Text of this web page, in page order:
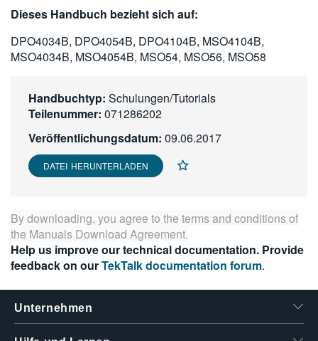
한국어
繁體中文
Dieses Handbuch bezieht sich auf:
DPO4034B, DPO4054B, DPO4104B, MSO4104B,
MSO4034B, MSO4054B, MSO54, MSO56, MSO58
Handbuchtyp: Schulungen/Tutorials
Teilenummer: 071286202
Veröffentlichungsdatum: 09.06.2017
DATEI HERUNTERLADEN
By downloading, you agree to the terms and conditions of
the Manuals Download Agreement.
Help us improve our technical documentation. Provide
feedback on ourTekTalk documentation forum.
Unternehmen